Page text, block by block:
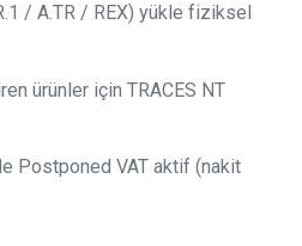
/ A.TR / REX) yükle fiziksel
ürünler için TRACES NT
Postponed VAT aktif (nakit